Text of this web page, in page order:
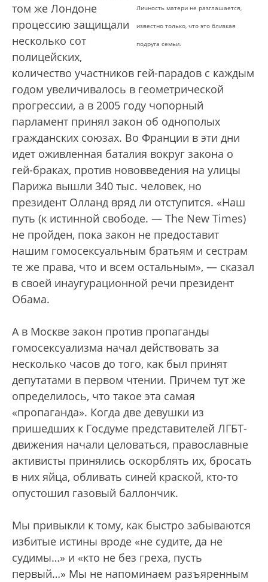
Личность матери не разглашается,
известно только, что это близкая
подруга семьи.
том же Лондоне
процессию защищали
несколько сот
полицейских,
количество участников гей-парадов с каждым
годом увеличивалось в геометрической
прогрессии, а в 2005 году чопорный
парламент принял закон об однополых
гражданских союзах. Во Франции в эти дни
идет оживленная баталия вокруг закона о
гей-браках, против нововведения на улицы
Парижа вышли 340 тыс. человек, но
президент Олланд вряд ли отступится. «Наш
путь (к истинной свободе. — The New Times)
не пройден, пока закон не предоставит
нашим гомосексуальным братьям и сестрам
те же права, что и всем остальным», — сказал
в своей инаугурационной речи президент
Обама.
А в Москве закон против пропаганды
гомосексуализма начал действовать за
несколько часов до того, как был принят
депутатами в первом чтении. Причем тут же
определилось, что такое эта самая
«пропаганда». Когда две девушки из
пришедших к Госдуме представителей ЛГБТ-
движения начали целоваться, православные
активисты принялись оскорблять их, бросать
в них яйца, обливать синей краской, кто-то
опустошил газовый баллончик.
Мы привыкли к тому, как быстро забываются
избитые истины вроде «не судите, да не
судимы…» и «кто не без греха, пусть
первый…» Мы не напоминаем разъяренным